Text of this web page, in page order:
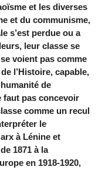
et les diverses
et du communisme,
s’est perdue ou a
leur classe se
voient pas comme
l’Histoire, capable,
de
faut pas concevoir
comme un recul
le
à Lénine et
1871 à la
en 1918-1920,